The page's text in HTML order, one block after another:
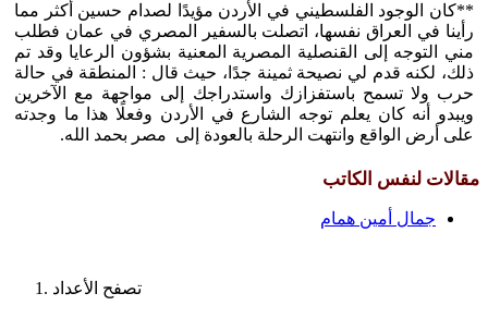
**كان الوجود الفلسطيني في الأردن مؤيدًا لصدام حسين أكثر مما
رأينا في العراق نفسها، اتصلت بالسفير المصري في عمان فطلب
مني التوجه إلى القنصلية المصرية المعنية بشؤون الرعايا وقد تم
ذلك، لكنه قدم لي نصيحة ثمينة جدًا، حيث قال : المنطقة في حالة
حرب ولا تسمح باستفزازك واستدراجك إلى مواجهة مع الآخرين
ويبدو أنه كان يعلم توجه الشارع في الأردن وفعلًا هذا ما وجدته
على أرض الواقع وانتهت الرحلة بالعودة إلى مصر بحمد الله.
مقالات لنفس الكاتب
جمال أمين همام
تصفح الأعداد